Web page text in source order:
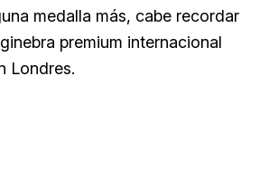
medalla más, cabe recordar
premium internacional
Londres.